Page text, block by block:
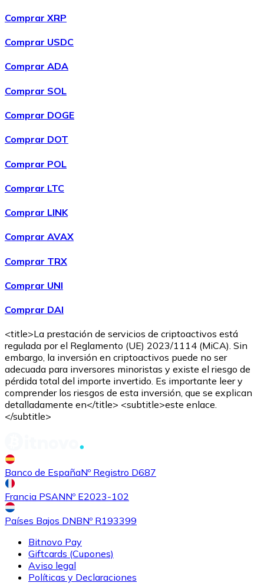
Comprar Chainlink
LINK
tarjeta
ComprarAvalanchecon transferencia bancariacon tarjeta
AVAX
ComprarShiba Inucon transferencia bancaria
SHIB
Comprar XRP
Comprar USDC
Comprar ADA
Comprar SOL
Comprar DOGE
Comprar DOT
Comprar POL
Comprar LTC
Comprar LINK
Comprar AVAX
Comprar TRX
Comprar UNI
Comprar DAI
<title>La prestación de servicios de criptoactivos está
regulada por el Reglamento (UE) 2023/1114 (MiCA). Sin
embargo, la inversión en criptoactivos puede no ser
adecuada para inversores minoristas y existe el riesgo de
pérdida total del importe invertido. Es importante leer y
comprender los riesgos de esta inversión, que se explican
detalladamente en</title> <subtitle>este enlace.
</subtitle>
Banco de EspañaNº Registro D687
Francia PSANNº E2023-102
Países Bajos DNBNº R193399
Bitnovo Pay
Giftcards (Cupones)
Aviso legal
Políticas y Declaraciones